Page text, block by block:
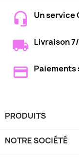
Un service
Livraison
Paiements
PRODUITS
NOTRE SOCIÉTÉ